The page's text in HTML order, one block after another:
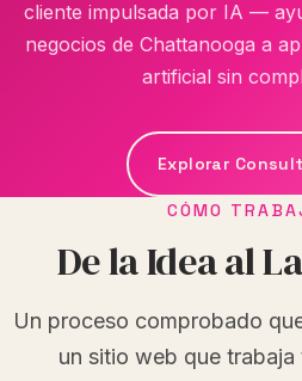
cliente impulsada por IA —
negocios de Chattanooga a
artificial sin
Explorar
CÓMO
De la Idea al
Un proceso comprobado
un sitio web que